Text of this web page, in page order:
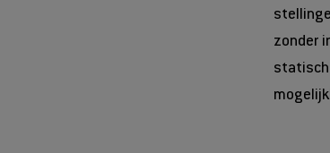
zonder
statisch